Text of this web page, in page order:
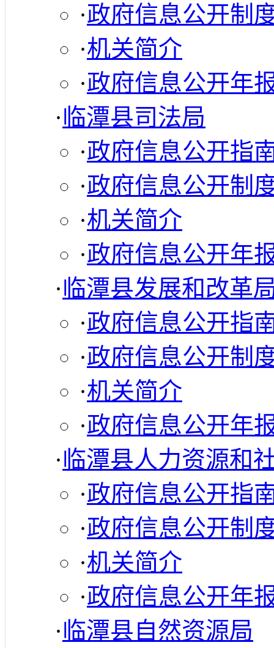
·政府信息公开制
·机关简介
·政府信息公开年
·临潭县司法局
·政府信息公开指
·政府信息公开制
·机关简介
·政府信息公开年
·临潭县发展和改革
·政府信息公开指
·政府信息公开制
·机关简介
·政府信息公开年
·临潭县人力资源和
·政府信息公开指
·政府信息公开制
·机关简介
·政府信息公开年
·临潭县自然资源局